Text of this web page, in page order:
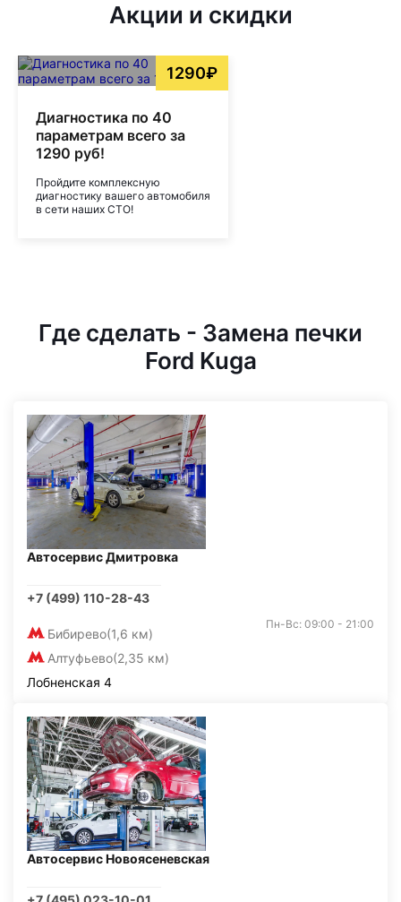
Акции и скидки
1290₽
Диагностика по 40
параметрам всего за
1290 руб!
Пройдите комплексную
диагностику вашего автомобиля
в сети наших СТО!
Где сделать - Замена печки
Ford Kuga
Автосервис Дмитровка
+7 (499) 110-28-43
Бибирево(1,6 км)
Алтуфьево(2,35 км)
Пн-Вс: 09:00 - 21:00
Лобненская 4
Автосервис Новоясеневская